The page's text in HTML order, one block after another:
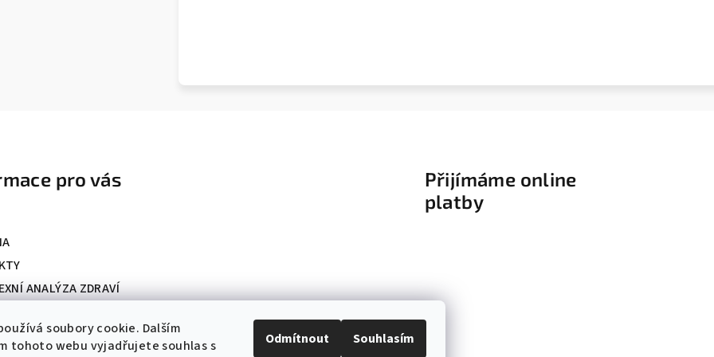
soubory cookie. Dalším
tohoto webu vyjadřujete souhlas s
Odmítnout Souhlasím
pro vás
ANALÝZA ZDRAVÍ
podmínky
Přijímáme online
platby